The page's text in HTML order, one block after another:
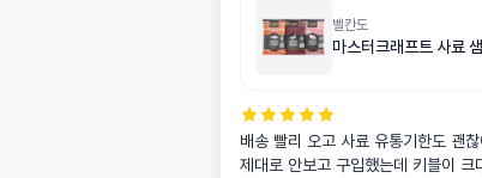
벨칸도
마스터크래프트 사료
배송 빨리 오고 사료 유통기한도 괜
제대로 안보고 구입했는데 키블이 크